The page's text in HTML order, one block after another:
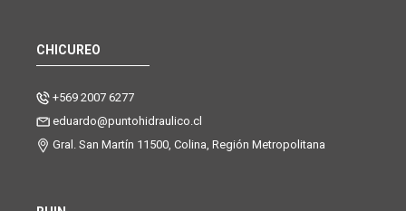
CHICUREO
+569 2007 6277
eduardo@puntohidraulico.cl
Gral. San Martín 11500, Colina, Región Metropolitana